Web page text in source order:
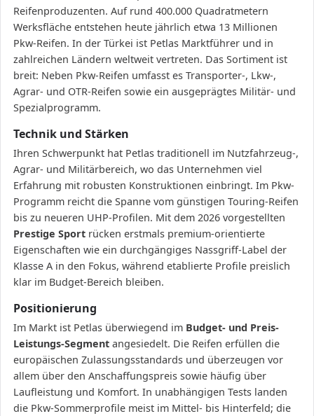
Reifenproduzenten. Auf rund 400.000 Quadratmetern
Werksfläche entstehen heute jährlich etwa 13 Millionen
Pkw-Reifen. In der Türkei ist Petlas Marktführer und in
zahlreichen Ländern weltweit vertreten. Das Sortiment ist
breit: Neben Pkw-Reifen umfasst es Transporter-, Lkw-,
Agrar- und OTR-Reifen sowie ein ausgeprägtes Militär- und
Spezialprogramm.
Technik und Stärken
Ihren Schwerpunkt hat Petlas traditionell im Nutzfahrzeug-,
Agrar- und Militärbereich, wo das Unternehmen viel
Erfahrung mit robusten Konstruktionen einbringt. Im Pkw-
Programm reicht die Spanne vom günstigen Touring-Reifen
bis zu neueren UHP-Profilen. Mit dem 2026 vorgestellten
Prestige Sport rücken erstmals premium-orientierte
Eigenschaften wie ein durchgängiges Nassgriff-Label der
Klasse A in den Fokus, während etablierte Profile preislich
klar im Budget-Bereich bleiben.
Positionierung
Im Markt ist Petlas überwiegend im Budget- und Preis-
Leistungs-Segment angesiedelt. Die Reifen erfüllen die
europäischen Zulassungsstandards und überzeugen vor
allem über den Anschaffungspreis sowie häufig über
Laufleistung und Komfort. In unabhängigen Tests landen
die Pkw-Sommerprofile meist im Mittel- bis Hinterfeld; die